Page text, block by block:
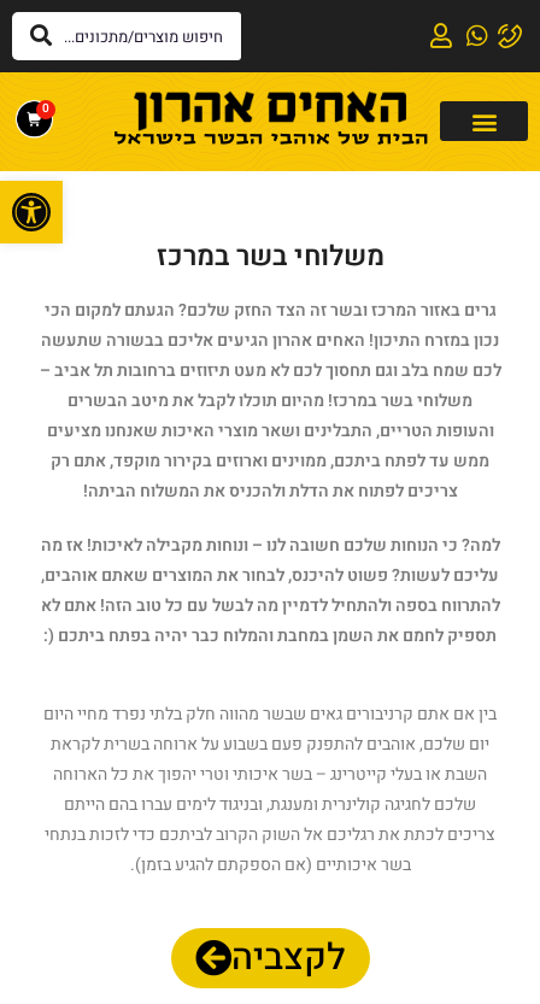
0
משלוחי בשר במרכז
גרים באזור המרכז ובשר זה הצד החזק שלכם? הגעתם למקום הכי
נכון במזרח התיכון! האחים אהרון הגיעים אליכם בבשורה שתעשה
לכם שמח בלב וגם תחסוך לכם לא מעט תיזוזים ברחובות תל אביב –
משלוחי בשר במרכז! מהיום תוכלו לקבל את מיטב הבשרים
והעופות הטריים, התבלינים ושאר מוצרי האיכות שאנחנו מציעים
ממש עד לפתח ביתכם, ממוינים וארוזים בקירור מוקפד, אתם רק
צריכים לפתוח את הדלת ולהכניס את המשלוח הביתה!
למה? כי הנוחות שלכם חשובה לנו – ונוחות מקבילה לאיכות! אז מה
עליכם לעשות? פשוט להיכנס, לבחור את המוצרים שאתם אוהבים,
להתרווח בספה ולהתחיל לדמיין מה לבשל עם כל טוב הזה! אתם לא
תספיק לחמם את השמן במחבת והמלוח כבר יהיה בפתח ביתכם (:
בין אם אתם קרניבורים גאים שבשר מהווה חלק בלתי נפרד מחיי היום
יום שלכם, אוהבים להתפנק פעם בשבוע על ארוחה בשרית לקראת
השבת או בעלי קייטרינג – בשר איכותי וטרי יהפוך את כל הארוחה
שלכם לחגיגה קולינרית ומענגת, ובניגוד לימים עברו בהם הייתם
צריכים לכתת את רגליכם אל השוק הקרוב לביתכם כדי לזכות בנתחי
בשר איכותיים (אם הספקתם להגיע בזמן).
לקצביה